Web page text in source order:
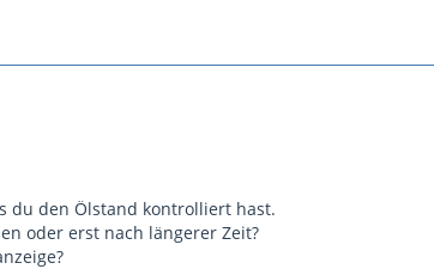
du den Ölstand kontrolliert hast.
oder erst nach längerer Zeit?